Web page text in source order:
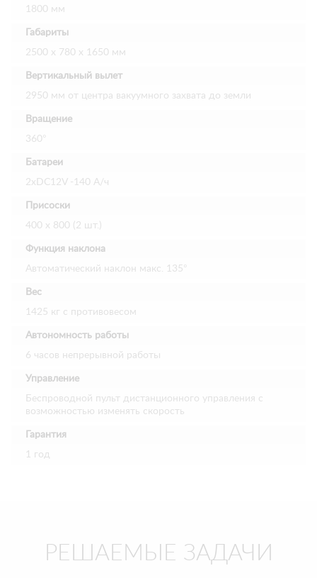
1800 мм
Габариты
2500 х 780 х 1650 мм
Вертикальный вылет
2950 мм от центра вакуумного захвата до земли
Вращение
360°
Батареи
2хDC12V -140 А/ч
Присоски
400 х 800 (2 шт.)
Функция наклона
Автоматический наклон макс. 135°
Вес
1425 кг с противовесом
Автономность работы
6 часов непрерывной работы
Управление
Беспроводной пульт дистанционного управления с
возможностью изменять скорость
Гарантия
1 год
РЕШАЕМЫЕ ЗАДАЧИ